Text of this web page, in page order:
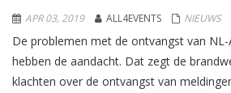
APR 03, 2019 ALL4EVENTS NIEUWS
De problemen met de ontvangst van
hebben de aandacht. Dat zegt de
klachten over de ontvangst van